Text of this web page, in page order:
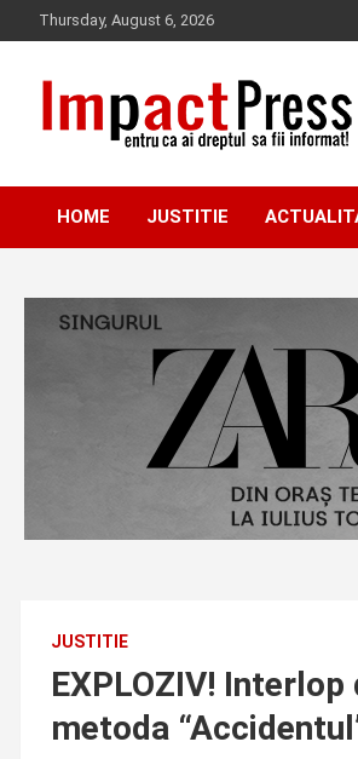
to
Thursday, August 6, 2026
HOME JUSTITIE
JUSTITIE
EXPLOZIV!
metoda